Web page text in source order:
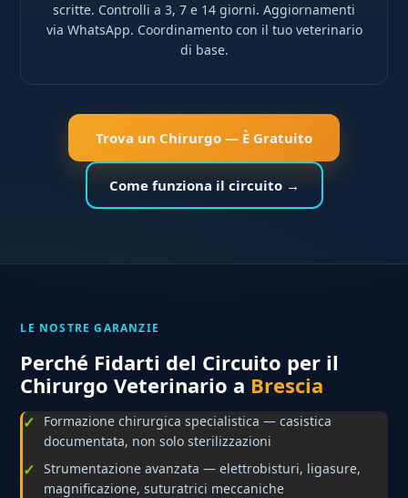
scritte. Controlli a 3, 7 e 14 giorni. Aggiornamenti
via WhatsApp. Coordinamento con il tuo veterinario
di base.
Trova un Chirurgo — È Gratuito
Come funziona il circuito →
LE NOSTRE GARANZIE
Perché Fidarti del Circuito per il
Chirurgo Veterinario a Brescia
Formazione chirurgica specialistica — casistica
documentata, non solo sterilizzazioni
Strumentazione avanzata — elettrobisturi, ligasure,
magnificazione, suturatrici meccaniche